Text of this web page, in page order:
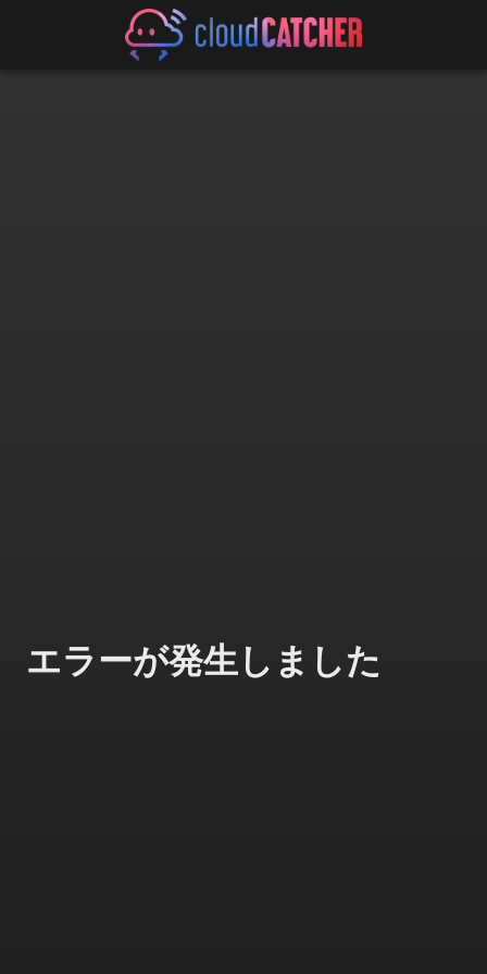
エラーが発生しました